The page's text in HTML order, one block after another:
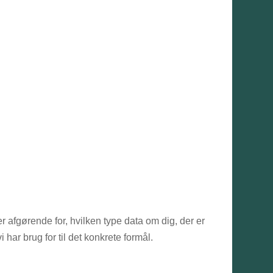
afgørende for, hvilken type data om dig, der er
har brug for til det konkrete formål.